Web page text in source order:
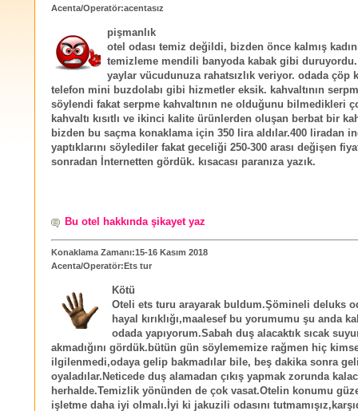
Acenta/Operatör:acentasız
pişmanlık
otel odası temiz değildi, bizden önce kalmış
temizleme mendili banyoda kabak gibi
yaylar vücudunuza rahatsızlık veriyor. odada çöp
telefon mini buzdolabı gibi hizmetler eksik. kahvaltının
söylendi fakat serpme kahvaltının ne olduğunu bilmedikleri
kahvaltı kısıtlı ve ikinci kalite ürünlerden oluşan berbat bir
bizden bu saçma konaklama için 350 lira aldılar.400 liradan
yaptıklarını söylediler fakat geceliği 250-300 arası değişen
sonradan İnternetten gördük. kısacası paranıza yazık.
Bu otel hakkında şikayet yaz
Konaklama Zamanı:15-16 Kasım 2018
Acenta/Operatör:Ets tur
Kötü
Oteli ets turu arayarak buldum.Şömineli deluks
hayal kırıklığı,maalesef bu yorumumu şu anda
odada yapıyorum.Sabah duş alacaktık sıcak
akmadığını gördük.bütün gün söylememize rağmen hiç
ilgilenmedi,odaya gelip bakmadılar bile, beş dakika sonra
oyaladılar.Neticede duş alamadan çıkış yapmak zorunda
herhalde.Temizlik yönünden de çok vasat.Otelin konumu
işletme daha iyi olmalı.İyi ki jakuzili odasını